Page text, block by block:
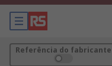
Referência do fabricante